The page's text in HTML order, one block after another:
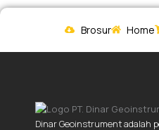
Brosur Home
Dinar Geoinstrument adalah